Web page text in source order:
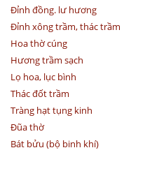
Đỉnh đồng. lư hương
Đỉnh xông trầm, thác trầm
Hoa thờ cúng
Hương trầm sạch
Lọ hoa, lục bình
Thác đốt trầm
Tràng hạt tụng kinh
Đũa thờ
Bát bửu (bộ binh khí)